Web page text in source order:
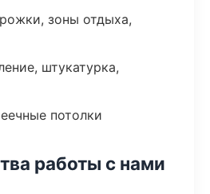
зоны отдыха,
штукатурка,
потолки
работы с нами